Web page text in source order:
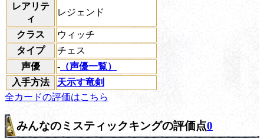
レアリテ
ィ
レジェンド
クラス
ウィッチ
タイプ
チェス
声優
- （声優一覧）
入手方法
天示す竜剣
全カードの評価はこちら
みんなのミスティックキングの評価点0